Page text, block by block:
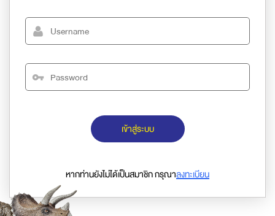
เข้าสู่ระบบ
หากท่านยังไม่ได้เป็นสมาชิก กรุณาลงทะเบียน